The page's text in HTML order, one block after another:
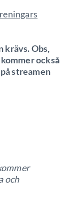
krävs. Obs,
också
streamen
och